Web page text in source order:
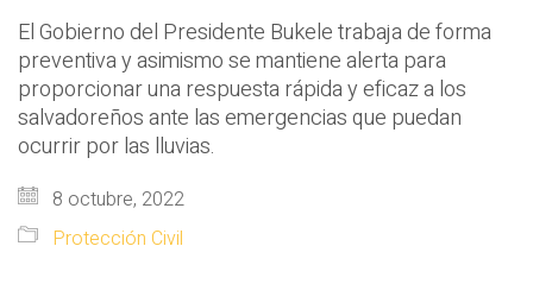
El Gobierno del Presidente Bukele trabaja de forma
preventiva y asimismo se mantiene alerta para
proporcionar una respuesta rápida y eficaz a los
salvadoreños ante las emergencias que puedan
ocurrir por las lluvias.
8 octubre, 2022
Protección Civil